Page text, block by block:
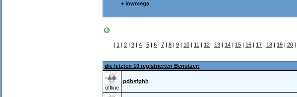
+ lowmega
[ 1 | 2 | 3 | 4 | 5 | 6 | 7 | 8 | 9 | 10 | 11 | 12 | 13 | 14 | 15 | 16 | 17 | 18 | 19 | 20 |
die letzten 10 registrierten Benutzer:
offline
pdbsfphh